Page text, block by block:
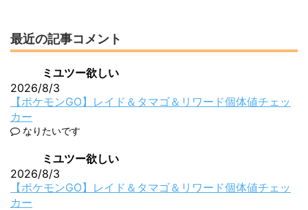
最近の記事コメント
ミユツー欲しい
2026/8/3
【ポケモンGO】レイド＆タマゴ＆リワード個体値チェッ
カー
なりたいです
ミユツー欲しい
2026/8/3
【ポケモンGO】レイド＆タマゴ＆リワード個体値チェッ
カー